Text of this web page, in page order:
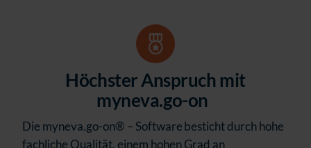
Höchster Anspruch mit
myneva.go-on
Die myneva.go-on® – Software besticht durch hohe
fachliche Qualität, einem hohen Grad an